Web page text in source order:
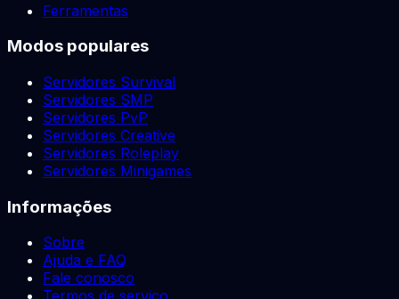
Ferramentas
Modos populares
Servidores Survival
Servidores SMP
Servidores PvP
Servidores Creative
Servidores Roleplay
Servidores Minigames
Informações
Sobre
Ajuda e FAQ
Fale conosco